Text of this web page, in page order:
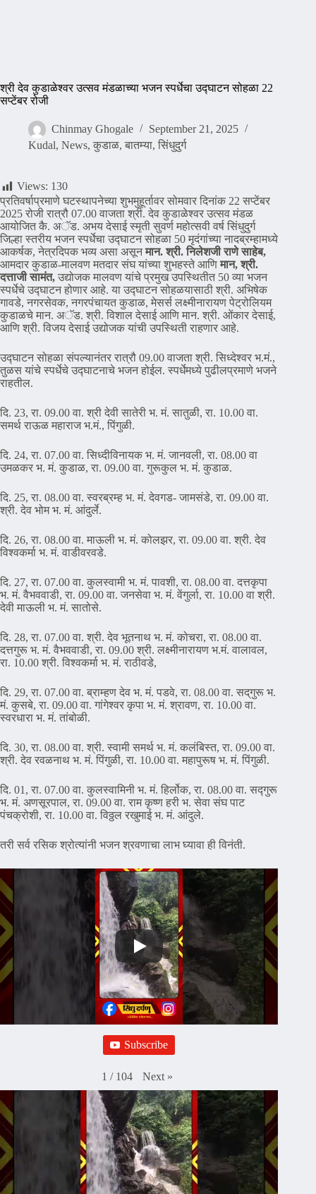
श्री देव कुडाळेश्वर उत्सव मंडळाच्या भजन स्पर्धेचा उद्घाटन सोहळा 22
सप्टेंबर रोजी
Chinmay Ghogale
September 21, 2025
Kudal, News, कुडाळ, बातम्या, सिंधुदुर्ग
Views: 130
प्रतिवर्षाप्रमाणे घटस्थापनेच्या शुभमुहूर्तावर सोमवार दिनांक 22 सप्टेंबर
2025 रोजी रात्रौ 07.00 वाजता श्री. देव कुडाळेश्वर उत्सव मंडळ
आयोजित कै. अॅड. अभय देसाई स्मृती सुवर्ण महोत्सवी वर्ष सिंधुदुर्ग
जिल्हा स्तरीय भजन स्पर्धेचा उद्घाटन सोहळा 50 मृदंगांच्या नादब्रम्हामध्ये
आकर्षक, नेत्रदिपक भव्य असा असूनमान. श्री. निलेशजी राणे साहेब,
आमदार कुडाळ-मालवण मतदार संघ यांच्या शुभहस्ते आणिमान, श्री.
दत्ताजी सामंत, उद्योजक मालवण यांचे प्रमुख उपस्थितीत 50 व्या भजन
स्पर्धेचे उद्घाटन होणार आहे. या उद्घाटन सोहळयासाठी श्री. अभिषेक
गावडे, नगरसेवक, नगरपंचायत कुडाळ, मेसर्स लक्ष्मीनारायण पेट्रोलियम
कुडाळचे मान. अॅड. श्री. विशाल देसाई आणि मान. श्री. ओंकार देसाई,
आणि श्री. विजय देसाई उद्योजक यांची उपस्थिती राहणार आहे.
उद्घाटन सोहळा संपल्यानंतर रात्रौ 09.00 वाजता श्री. सिध्देश्वर भ.मं.,
तुळस यांचे स्पर्धेचे उद्घाटनाचे भजन होईल. स्पर्धेमध्ये पुढीलप्रमाणे भजने
राहतील.
दि. 23, रा. 09.00 वा. श्री देवी सातेरी भ. मं. सातुळी, रा. 10.00 वा.
समर्थ राऊळ महाराज भ.मं., पिंगुळी.
दि. 24, रा. 07.00 वा. सिध्दीविनायक भ. मं. जानवली, रा. 08.00 वा
उमळकर भ. मं. कुडाळ, रा. 09.00 वा. गुरूकुल भ. मं. कुडाळ.
दि. 25, रा. 08.00 वा. स्वरब्रम्ह भ. मं. देवगड- जामसंडे, रा. 09.00 वा.
श्री. देव भोम भ. मं. आंदुर्ले.
दि. 26, रा. 08.00 वा. माऊली भ. मं. कोलझर, रा. 09.00 वा. श्री. देव
विश्वकर्मा भ. मं. वाडीवरवडे.
दि. 27, रा. 07.00 वा. कुलस्वामी भ. मं. पावशी, रा. 08.00 वा. दत्तकृपा
भ. मं. वैभववाडी, रा. 09.00 वा. जनसेवा भ. मं. वेंगुर्ला, रा. 10.00 वा श्री.
देवी माऊली भ. मं. सातोसे.
दि. 28, रा. 07.00 वा. श्री. देव भूतनाथ भ. मं. कोचरा, रा. 08.00 वा.
दत्तगुरू भ. मं. वैभववाडी, रा. 09.00 श्री. लक्ष्मीनारायण भ.मं. वालावल,
रा. 10.00 श्री. विश्वकर्मा भ. मं. राठीवडे,
दि. 29, रा. 07.00 वा. ब्राम्हण देव भ. मं. पडवे, रा. 08.00 वा. सद्‌गुरू भ.
मं. कुसबे, रा. 09.00 वा. गांगेश्वर कृपा भ. मं. श्रावण, रा. 10.00 वा.
स्वरधारा भ. मं. तांबोळी.
दि. 30, रा. 08.00 वा. श्री. स्वामी समर्थ भ. मं. कलंबिस्त, रा. 09.00 वा.
श्री. देव रवळनाथ भ. मं. पिंगुळी, रा. 10.00 वा. महापुरूष भ. मं. पिंगुळी.
दि. 01, रा. 07.00 वा. कुलस्वामिनी भ. मं. हिर्लोक, रा. 08.00 वा. सद्गुरू
भ. मं. अणसूरपाल, रा. 09.00 वा. राम कृष्ण हरी भ. सेवा संघ पाट
पंचक्रोशी, रा. 10.00 वा. विठ्ठल रखुमाई भ. मं. आंदुले.
तरी सर्व रसिक श्रोत्यांनी भजन श्रवणाचा लाभ घ्यावा ही विनंती.
Subscribe
1 / 104 Next »